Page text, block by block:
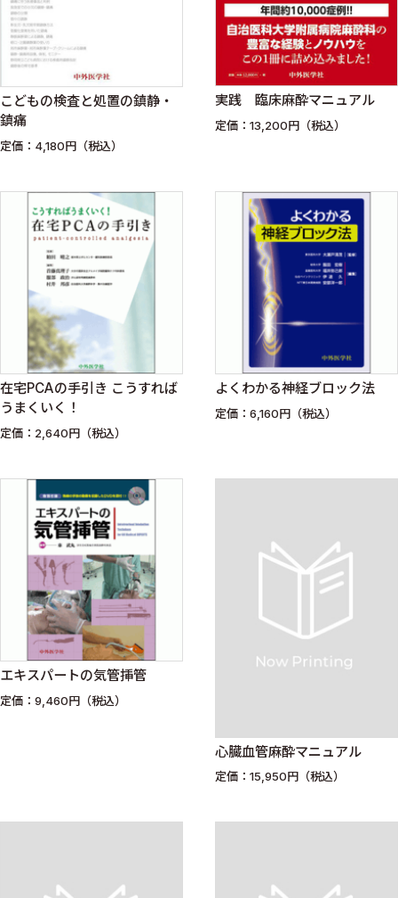
こどもの検査と処置の鎮静・
鎮痛
定価：4,180円（税込）
実践 臨床麻酔マニュアル
定価：13,200円（税込）
在宅PCAの手引き こうすれば
うまくいく！
定価：2,640円（税込）
よくわかる神経ブロック法
定価：6,160円（税込）
エキスパートの気管挿管
定価：9,460円（税込）
心臓血管麻酔マニュアル
定価：15,950円（税込）